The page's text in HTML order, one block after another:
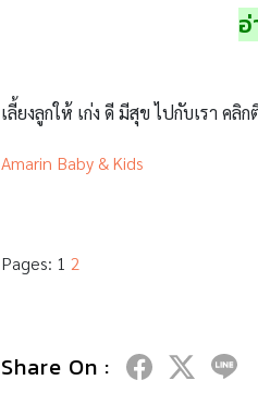
เลี้ยงลูกให้ เก่ง ดี มีสุข ไปกับเรา คลิ
Amarin Baby & Kids
Pages: 1 2
Share On :